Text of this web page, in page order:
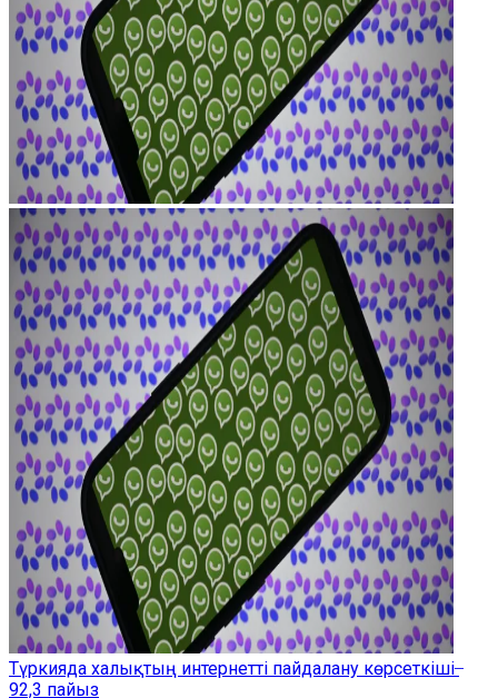
Түркияда халықтың интернетті пайдалану көрсеткіші ̶
92,3 пайыз